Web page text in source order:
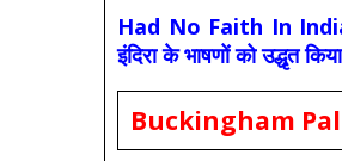
Had No Faith In
इंदिरा के भाषणों को उद्धृत किया
Buckingham